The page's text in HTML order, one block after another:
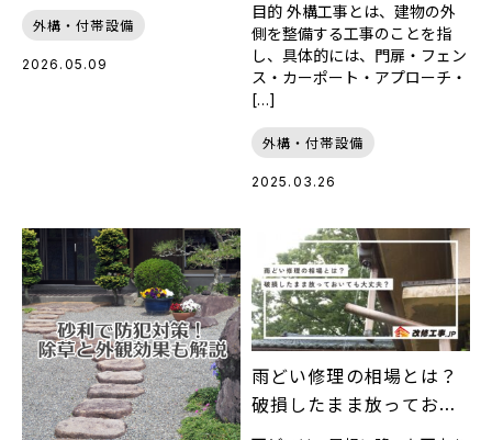
外構・付帯設備
2026.05.09
目的 外構工事とは、建物の外
側を整備する工事のことを指
し、具体的には、門扉・フェン
ス・カーポート・アプローチ・
[…]
外構・付帯設備
2025.03.26
雨どい修理の相場とは？
破損したまま放っておい
ても大丈夫？